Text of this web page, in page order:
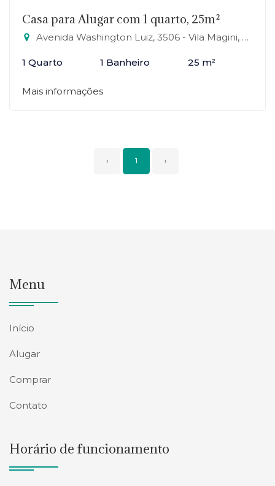
Casa para Alugar com 1 quarto, 25m²
Avenida Washington Luiz, 3506 - Vila Magini, Mauá-SP
1 Quarto 1 Banheiro 25 m²
Mais informações
‹ 1 ›
Menu
Início
Alugar
Comprar
Contato
Horário de funcionamento